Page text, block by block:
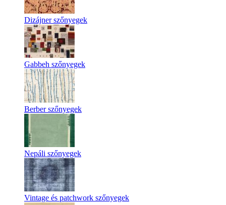
Dizájner szőnyegek
Gabbeh szőnyegek
Berber szőnyegek
Nepáli szőnyegek
Vintage és patchwork szőnyegek